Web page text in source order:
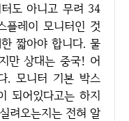
도 아니고 무려 34
플레이 모니터인 것
짧아야 합니다. 물
만 상대는 중국! 어
. 모니터 기본 박스
되어있다고는 하지
려오는지는 전혀 알